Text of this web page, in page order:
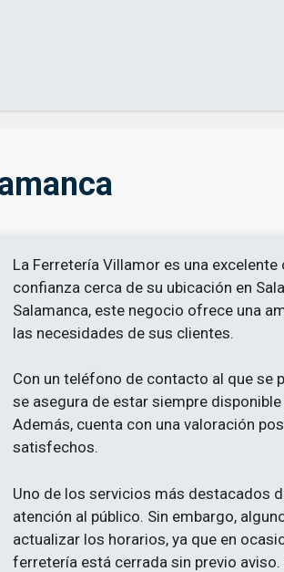
La Ferretería Villamor es una
confianza cerca de su ubicación en
Salamanca, este negocio ofrece una
las necesidades de sus clientes.
Con un teléfono de contacto al que se
se asegura de estar siempre
Además, cuenta con una valoración
satisfechos.
Uno de los servicios más destacados
atención al público. Sin embargo,
actualizar los horarios, ya que en
ferretería está cerrada sin previo